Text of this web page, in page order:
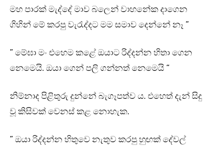
මහ පාරක් මැද්දේ මාව බලෙන් වාහනේක දාගෙන
ගිහින් මේ කරපු වැරැද්දට මම සමාව දෙන්නේ නෑ ”
” මේඝා මං එහෙම කළේ ඔයාට රිද්දන්න හිතා ගෙන
නෙමෙයි. ඔයා ගෙන් පලි ගන්නත් නෙමෙයි “
නිම්නාද පිළිතුරු දුන්නේ බැගෑපත්ව ය. එහෙත් දැන් සිදු
වූ කිසිවක් වෙනස් කළ නොහැක.
” ඔයා රිද්දන්න හිතුවෙ නැතුව කරපු හුඟක් දේවල්